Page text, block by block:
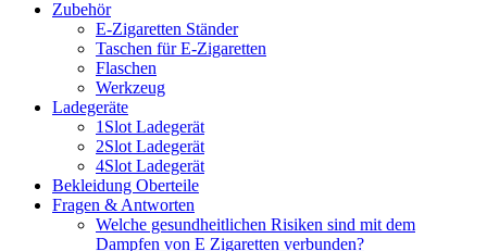
Zubehör
E-Zigaretten Ständer
Taschen für E-Zigaretten
Flaschen
Werkzeug
Ladegeräte
1Slot Ladegerät
2Slot Ladegerät
4Slot Ladegerät
Bekleidung Oberteile
Fragen & Antworten
Welche gesundheitlichen Risiken sind mit dem
Dampfen von E Zigaretten verbunden?